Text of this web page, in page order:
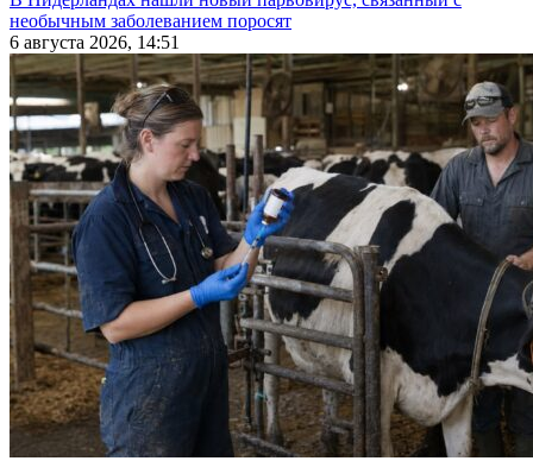
необычным заболеванием поросят
6 августа 2026, 14:51